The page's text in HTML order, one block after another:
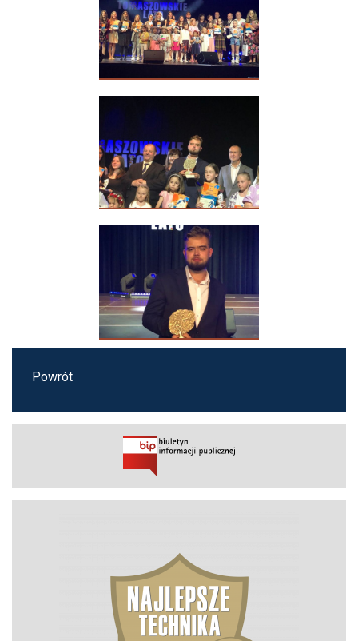
Powrót